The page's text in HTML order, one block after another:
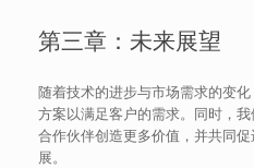
第三章：未来展望
随着技术的进步与市场需求的变
方案以满足客户的需求。同时，
合作伙伴创造更多价值，并共同
展。